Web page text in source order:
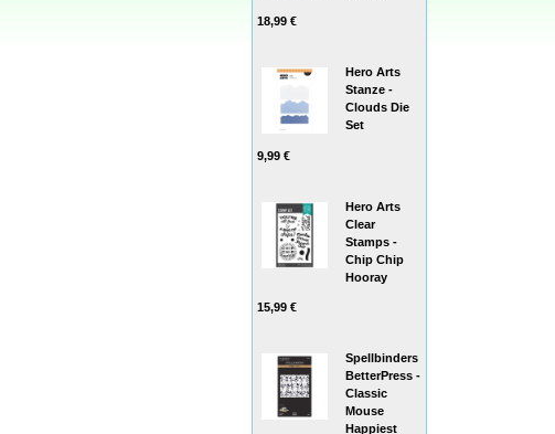
18,99 €
Hero Arts
Stanze -
Clouds Die
Set
9,99 €
Hero Arts
Clear
Stamps -
Chip Chip
Hooray
15,99 €
Spellbinders
BetterPress -
Classic
Mouse
Happiest